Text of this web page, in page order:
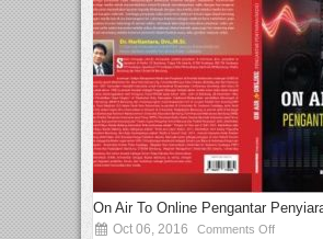
On Air To Online Pengantar
Oct 06, 2016 Comments Off